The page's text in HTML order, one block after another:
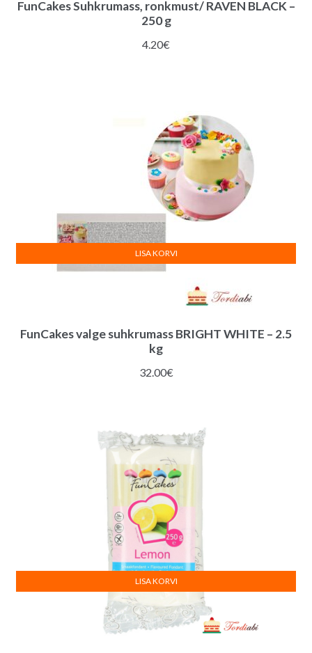
FunCakes Suhkrumass, ronkmust/ RAVEN BLACK –
250 g
4.20€
FunCakes valge suhkrumass BRIGHT WHITE – 2.5
kg
32.00€
LISA KORVI
LISA KORVI